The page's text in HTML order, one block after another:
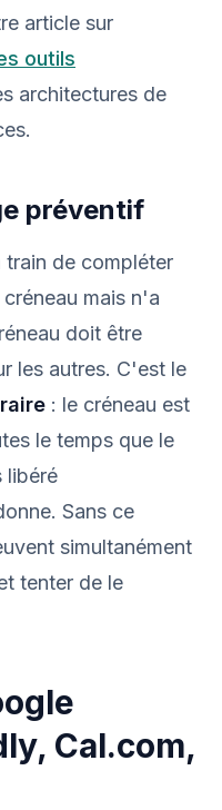
article sur
outils
architectures de
préventif
train de compléter
mais n'a
doit être
les autres. C'est le
: le créneau est
le temps que le
libéré
Sans ce
simultanément
tenter de le
Cal.com,